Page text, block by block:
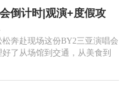
倒计时|观演+度假攻
奔赴现场这份BY2三亚演唱会
了从场馆到交通，从美食到